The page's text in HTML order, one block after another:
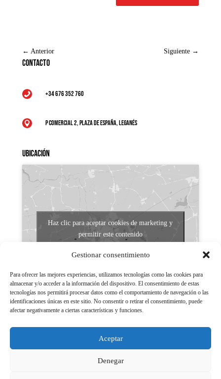
Gestionar consentimiento
Para ofrecer las mejores experiencias, utilizamos tecnologías como las cookies para
almacenar y/o acceder a la información del dispositivo. El consentimiento de estas
tecnologías nos permitirá procesar datos como el comportamiento de navegación o las
identificaciones únicas en este sitio. No consentir o retirar el consentimiento, puede
afectar negativamente a ciertas características y funciones.
Aceptar
Denegar
← Anterior Siguiente →
Contacto
 +34 676 352 760
 P Comercial 2, Plaza de España, Leganés
Ubicación
Haz clic para aceptar cookies de marketing y
permitir este contenido
Aviso legal